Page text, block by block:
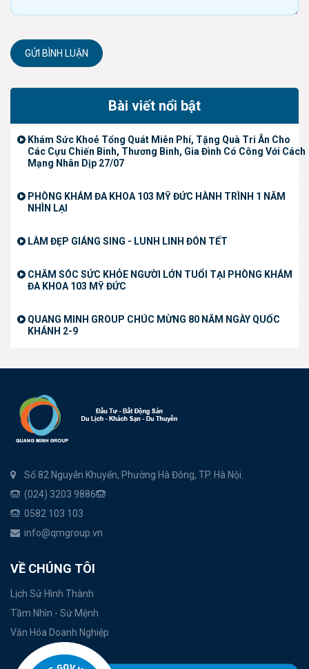
GỬI BÌNH LUẬN
Bài viết nổi bật
Khám Sức Khoẻ Tổng Quát Miễn Phí, Tặng Quà Tri Ân Cho
Các Cựu Chiến Binh, Thương Binh, Gia Đình Có Công Với Cách
Mạng Nhân Dịp 27/07
PHÒNG KHÁM ĐA KHOA 103 MỸ ĐỨC HÀNH TRÌNH 1 NĂM
NHÌN LẠI
LÀM ĐẸP GIÁNG SING - LUNH LINH ĐÓN TẾT
CHĂM SÓC SỨC KHỎE NGƯỜI LỚN TUỔI TẠI PHÒNG KHÁM
ĐA KHOA 103 MỸ ĐỨC
QUANG MINH GROUP CHÚC MỪNG 80 NĂM NGÀY QUỐC
KHÁNH 2-9
Số 82 Nguyễn Khuyến, Phường Hà Đông, TP. Hà Nội.
(024) 3203 9886
0582 103 103
info@qmgroup.vn
VỀ CHÚNG TÔI
Lịch Sử Hình Thành
Tầm Nhìn - Sứ Mệnh
Văn Hóa Doanh Nghiệp